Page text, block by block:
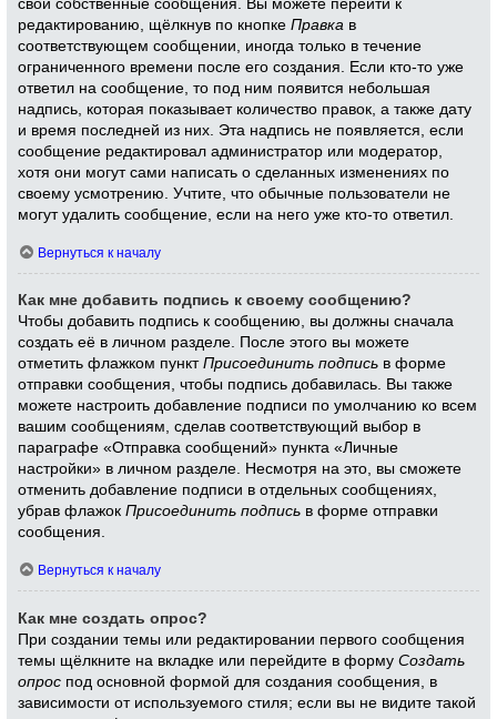
свои собственные сообщения. Вы можете перейти к
редактированию, щёлкнув по кнопкеПравка в
соответствующем сообщении, иногда только в течение
ограниченного времени после его создания. Если кто-то уже
ответил на сообщение, то под ним появится небольшая
надпись, которая показывает количество правок, а также дату
и время последней из них. Эта надпись не появляется, если
сообщение редактировал администратор или модератор,
хотя они могут сами написать о сделанных изменениях по
своему усмотрению. Учтите, что обычные пользователи не
могут удалить сообщение, если на него уже кто-то ответил.
Вернуться к началу
Как мне добавить подпись к своему сообщению?
Чтобы добавить подпись к сообщению, вы должны сначала
создать её в личном разделе. После этого вы можете
отметить флажком пунктПрисоединить подпись в форме
отправки сообщения, чтобы подпись добавилась. Вы также
можете настроить добавление подписи по умолчанию ко всем
вашим сообщениям, сделав соответствующий выбор в
параграфе «Отправка сообщений» пункта «Личные
настройки» в личном разделе. Несмотря на это, вы сможете
отменить добавление подписи в отдельных сообщениях,
убрав флажокПрисоединить подпись в форме отправки
сообщения.
Вернуться к началу
Как мне создать опрос?
При создании темы или редактировании первого сообщения
темы щёлкните на вкладке или перейдите в формуСоздать
опрос под основной формой для создания сообщения, в
зависимости от используемого стиля; если вы не видите такой